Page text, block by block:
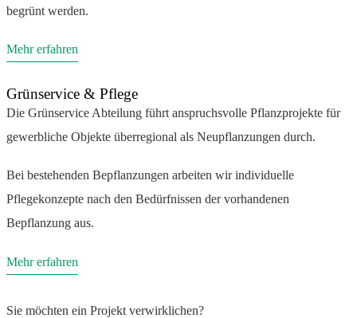
begrünt werden.
Mehr erfahren
Grünservice & Pflege
Die Grünservice Abteilung führt anspruchsvolle Pflanzprojekte für
gewerbliche Objekte überregional als Neupflanzungen durch.
Bei bestehenden Bepflanzungen arbeiten wir individuelle
Pflegekonzepte nach den Bedürfnissen der vorhandenen
Bepflanzung aus.
Mehr erfahren
Sie möchten ein Projekt verwirklichen?